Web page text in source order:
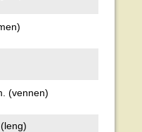
(vennen)